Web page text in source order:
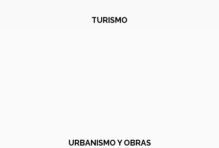
TURISMO
URBANISMO Y OBRAS